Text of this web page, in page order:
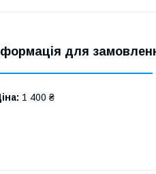
для
1 400 ₴